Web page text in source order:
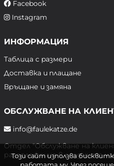
Facebook
Instagram
ИНФОРМАЦИЯ
Таблица с размери
Доставка и плащане
Връщане и замяна
ОБСЛУЖВАНЕ НА
info@faulekatze.de
Отдел "Обслужване на
разположение в следните
Този сайт използва